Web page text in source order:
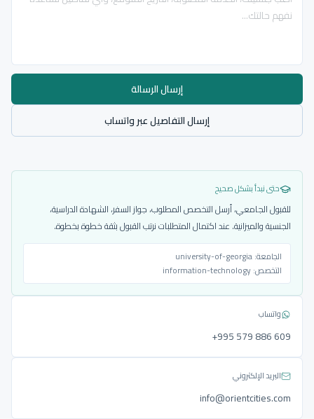
إرسال الرسالة
إرسال التفاصيل عبر واتساب
حتى نبدأ بشكل صحيح
للقبول الجامعي، أرسل التخصص المطلوب، جواز السفر، الشهادة الدراسية،
الجنسية والميزانية. عند اكتمال المتطلبات نرتب القبول بثقة خطوة بخطوة.
الجامعة:university-of-georgia
التخصص:information-technology
واتساب
‎+995 579 886 609
البريد الإلكتروني
info@orientcities.com